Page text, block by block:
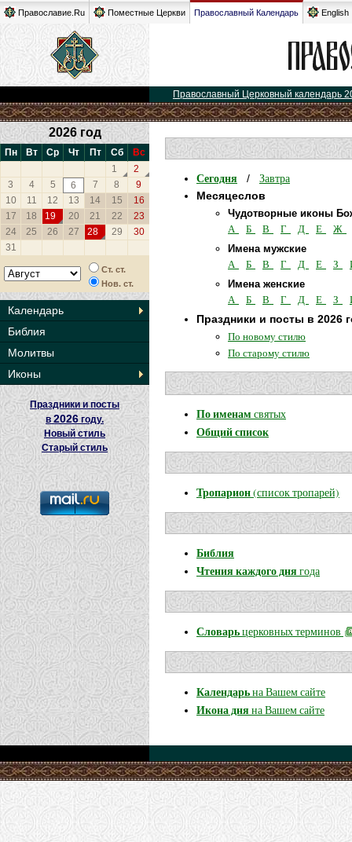
Православие.Ru Поместные Церкви Православный Календарь English
Православный Церковный календарь
2026 год
Пн Вт Ср Чт Пт Сб
Вс
1
2
3
4 5 6 7 8
9
10
11 12 13 14 15
16
17
18 19 20 21 22
23
24
25 26 27 28 29
30
31
Ст. ст.
Нов. ст.
Календарь
Библия
Молитвы
Иконы
Праздники и посты
в 2026году.
Новый стиль
Старый стиль
Сегодня / Завтра
Месяцеслов
Чудотворные иконы
А Б В Г Д Е Ж
Имена мужские
А Б В Г Д Е З
Имена женские
А Б В Г Д Е З
Праздники и посты в 2026
По новому стилю
По старому стилю
По именам святых
Общий список
Тропарион(список тропарей)
Библия
Чтения каждого днягода
Словарьцерковных терминов
Календарьна Вашем сайте
Икона дняна Вашем сайте